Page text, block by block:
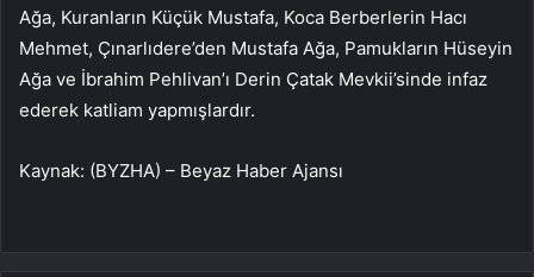
Ağa, Kuranların Küçük Mustafa, Koca Berberlerin Hacı
Mehmet, Çınarlıdere’den Mustafa Ağa, Pamukların Hüseyin
Ağa ve İbrahim Pehlivan’ı Derin Çatak Mevkii’sinde infaz
ederek katliam yapmışlardır.
Kaynak: (BYZHA) – Beyaz Haber Ajansı